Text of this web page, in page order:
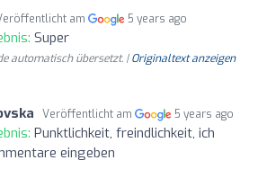
am 5 years ago
Super
automatisch übersetzt. |Originaltext anzeigen
Veröffentlicht am 5 years ago
Punktlichkeit, freindlichkeit, ich
eingeben